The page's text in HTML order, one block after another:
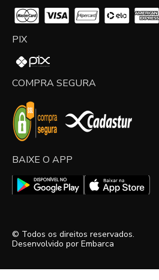
PIX
COMPRA SEGURA
BAIXE O APP
© Todos os direitos reservados.
Desenvolvido por Embarca